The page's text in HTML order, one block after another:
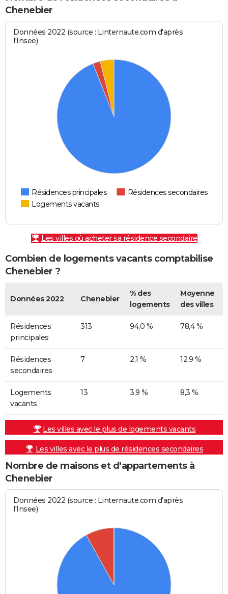
Chenebier
Données 2022 (source : Linternaute.com d'après
l'Insee)
Résidences principales
Résidences secondaires
Logements vacants
Les villes où acheter sa résidence secondaire
Combien de logements vacants comptabilise
Chenebier ?
Données 2022 Chenebier
% des
logements
Moyenne
des villes
Résidences
principales
313 94,0 % 78,4 %
Résidences
secondaires
7 2,1 % 12,9 %
Logements
vacants
13 3,9 % 8,3 %
Les villes avec le plus de logements vacants
Les villes avec le plus de résidences secondaires
Nombre de maisons et d'appartements à
Chenebier
Données 2022 (source : Linternaute.com d'après
l'Insee)